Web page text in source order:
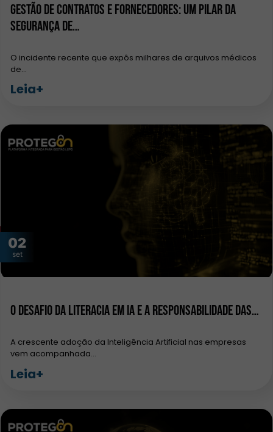
Gestão de contratos e fornecedores: um pilar da
segurança de…
O incidente recente que expôs milhares de arquivos médicos
de…
Leia+
02
set
O Desafio da Literacia em IA e a Responsabilidade das…
A crescente adoção da Inteligência Artificial nas empresas
vem acompanhada…
Leia+